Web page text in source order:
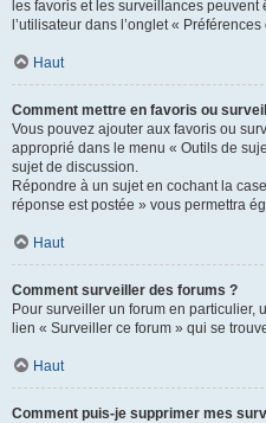
les favoris et les surveillances
l’utilisateur dans l’onglet «
Haut
Comment mettre en favoris ou
Vous pouvez ajouter aux favoris ou
approprié dans le menu « Outils de
sujet de discussion.
Répondre à un sujet en cochant la
réponse est postée » vous permettra
Haut
Comment surveiller des forums ?
Pour surveiller un forum en particulier,
lien « Surveiller ce forum » qui se
Haut
Comment puis-je supprimer mes